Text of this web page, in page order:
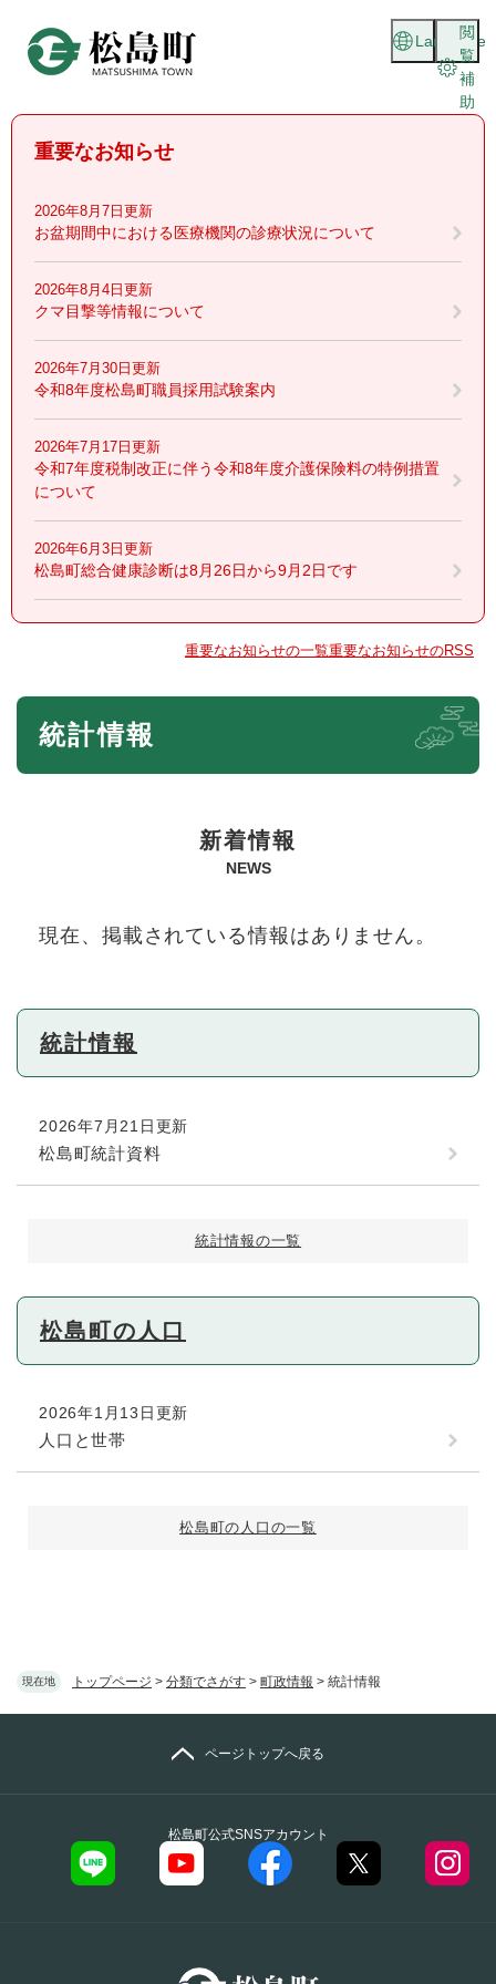
頭
閲
覧
補
助
Language
現在地 トップページ > 分類でさがす > 町政情報 > 統計情報
重要なお知らせ
2026年8月7日更新
お盆期間中における医療機関の診療状況について
2026年8月4日更新
クマ目撃等情報について
2026年7月30日更新
令和8年度松島町職員採用試験案内
2026年7月17日更新
令和7年度税制改正に伴う令和8年度介護保険料の特例措置
について
2026年6月3日更新
松島町総合健康診断は8月26日から9月2日です
重要なお知らせの一覧重要なお知らせのRSS
本
統計情報
新着情報
NEWS
現在、掲載されている情報はありません。
統計情報
2026年7月21日更新
松島町統計資料
統計情報の一覧
松島町の人口
2026年1月13日更新
人口と世帯
松島町の人口の一覧
松島町公式SNSアカウント
ページトップへ戻る